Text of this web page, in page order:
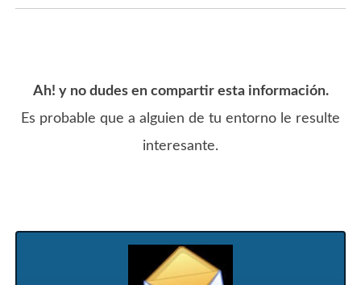
Ah! y no dudes en compartir esta información.
Es probable que a alguien de tu entorno le resulte
interesante.